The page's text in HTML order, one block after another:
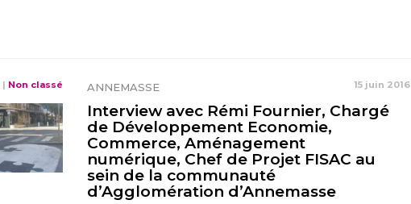
| Non classé ANNEMASSE 15 juin 2016
Interview avec Rémi Fournier, Chargé
de Développement Economie,
Commerce, Aménagement
numérique, Chef de Projet FISAC au
sein de la communauté
d’Agglomération d’Annemasse